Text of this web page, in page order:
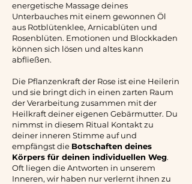
energetische Massage deines
Unterbauches miteinem gewonnen Öl
aus Rotblütenklee, Arnicablüten und
Rosenblüten. Emotionen und Blockkaden
können sich lösen und altes kann
abfließen.
Die Pflanzenkraft der Rose ist eine Heilerin
und sie bringt dich in einen zarten Raum
der Verarbeitung zusammen mit der
Heilkraft deiner eigenen Gebärmutter. Du
nimmst in diesem Ritual Kontakt zu
deiner inneren Stimme auf und
empfängst die Botschaften deines
Körpers für deinen individuellen Weg.
Oft liegen die Antworten in unserem
Inneren, wir haben nur verlernt ihnen zu